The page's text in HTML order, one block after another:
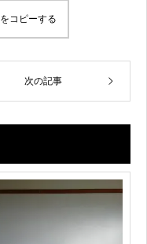
コピーする
次の記事